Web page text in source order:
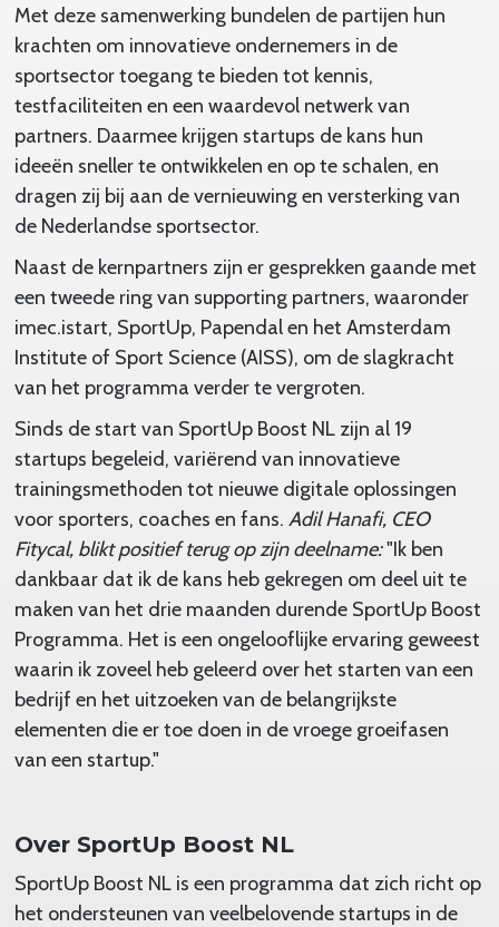
Met deze samenwerking bundelen de partijen hun
krachten om innovatieve ondernemers in de
sportsector toegang te bieden tot kennis,
testfaciliteiten en een waardevol netwerk van
partners. Daarmee krijgen startups de kans hun
ideeën sneller te ontwikkelen en op te schalen, en
dragen zij bij aan de vernieuwing en versterking van
de Nederlandse sportsector.
Naast de kernpartners zijn er gesprekken gaande met
een tweede ring van supporting partners, waaronder
imec.istart, SportUp, Papendal en het Amsterdam
Institute of Sport Science (AISS), om de slagkracht
van het programma verder te vergroten.
Sinds de start van SportUp Boost NL zijn al 19
startups begeleid, variërend van innovatieve
trainingsmethoden tot nieuwe digitale oplossingen
voor sporters, coaches en fans. Adil Hanafi, CEO
Fitycal, blikt positief terug op zijn deelname:"Ik ben
dankbaar dat ik de kans heb gekregen om deel uit te
maken van het drie maanden durende SportUp Boost
Programma. Het is een ongelooflijke ervaring geweest
waarin ik zoveel heb geleerd over het starten van een
bedrijf en het uitzoeken van de belangrijkste
elementen die er toe doen in de vroege groeifasen
van een startup."
Over SportUp Boost NL
SportUp Boost NL is een programma dat zich richt op
het ondersteunen van veelbelovende startups in de